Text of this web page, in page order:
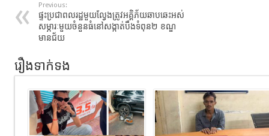
Previous:
​ផ្ទះ​ប្រជាពលរដ្ឋ​មួយល្វែងត្រូវអគ្គិភ័យឆាបឆេះអស់
សម្ភារៈមួយចំនួនធំនៅ​សង្កាត់​បឹងទំពុន​២ ខណ្ឌ
មានជ័យ
រឿងទាក់ទង